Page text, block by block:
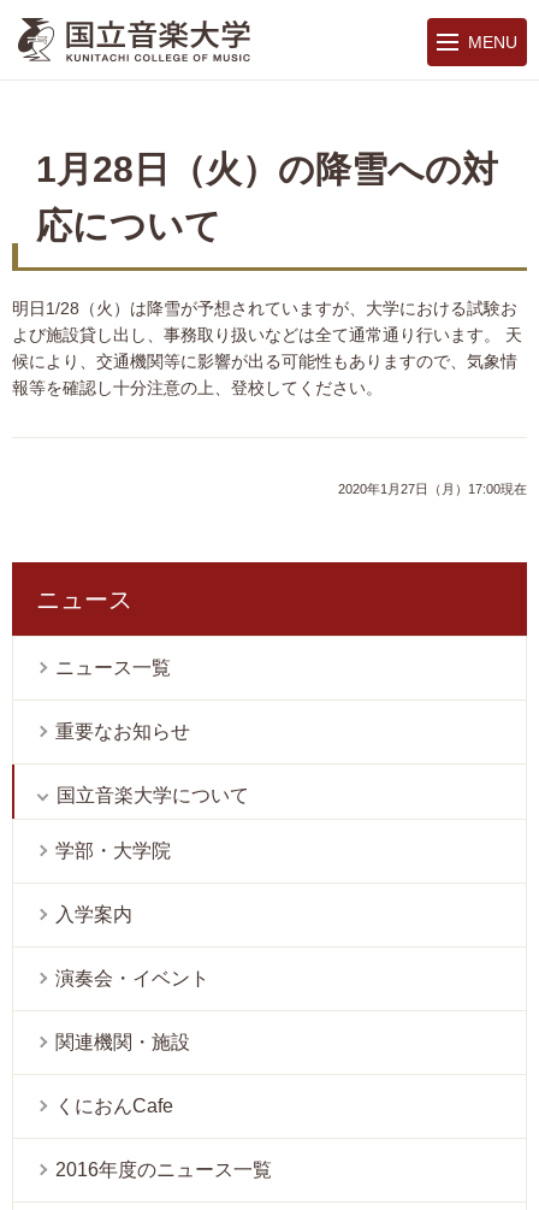
MENU
1月28日（火）の降雪への対
応について
明日1/28（火）は降雪が予想されていますが、大学における試験お
よび施設貸し出し、事務取り扱いなどは全て通常通り行います。 天
候により、交通機関等に影響が出る可能性もありますので、気象情
報等を確認し十分注意の上、登校してください。
2020年1月27日（月）17:00現在
ニュース
ニュース一覧
重要なお知らせ
国立音楽大学について
学部・大学院
入学案内
演奏会・イベント
関連機関・施設
くにおんCafe
2016年度のニュース一覧